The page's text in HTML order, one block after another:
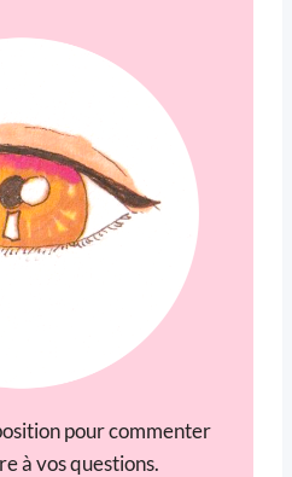
pour commenter
à vos questions.